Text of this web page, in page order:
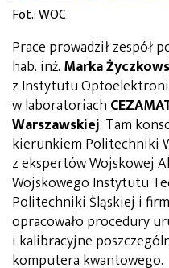
Fot.: WOC
Prace prowadził zespół
hab. inż. Marka
z Instytutu
w laboratoriach
Warszawskiej. Tam
kierunkiem Politechniki
z ekspertów Wojskowej
Wojskowego Instytutu
Politechniki Śląskiej i
opracowało procedury
i kalibracyjne
komputera kwantowego.